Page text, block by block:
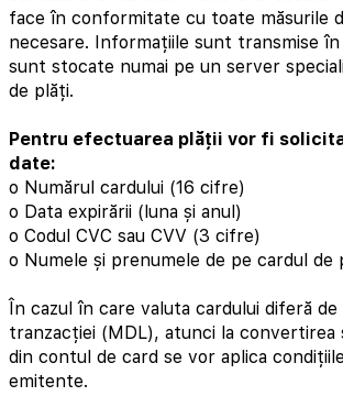
face în conformitate cu toate măsurile
necesare. Informațiile sunt transmise
sunt stocate numai pe un server
de plăți.
Pentru efectuarea plății vor fi
date:
o Numărul cardului (16 cifre)
o Data expirării (luna și anul)
o Codul CVC sau CVV (3 cifre)
o Numele și prenumele de pe cardul de
În cazul în care valuta cardului diferă de
tranzacției (MDL), atunci la convertirea
din contul de card se vor aplica
emitente.